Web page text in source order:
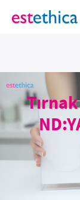
section Service {